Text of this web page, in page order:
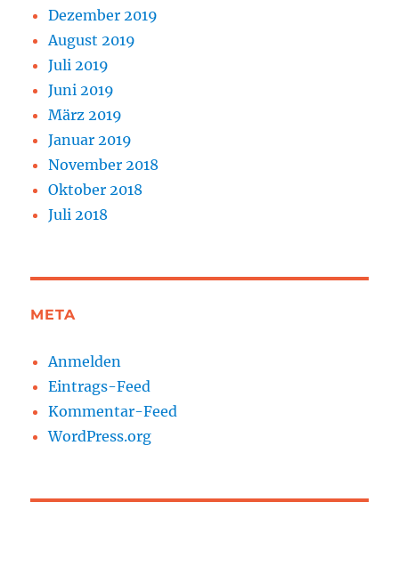
Dezember 2019
August 2019
Juli 2019
Juni 2019
März 2019
Januar 2019
November 2018
Oktober 2018
Juli 2018
META
Anmelden
Eintrags-Feed
Kommentar-Feed
WordPress.org